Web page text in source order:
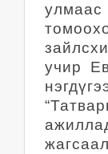
учир